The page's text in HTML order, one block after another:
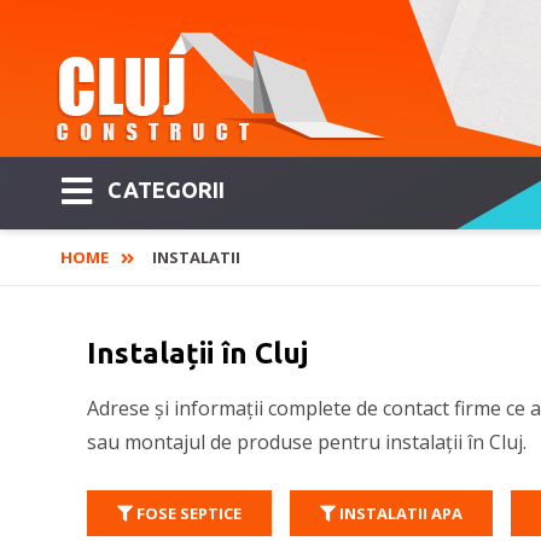
CATEGORII
HOME INSTALATII
Instalații în Cluj
Adrese și informații complete de contact firme ce
sau montajul de produse pentru instalații în Cluj.
FOSE SEPTICE INSTALATII APA